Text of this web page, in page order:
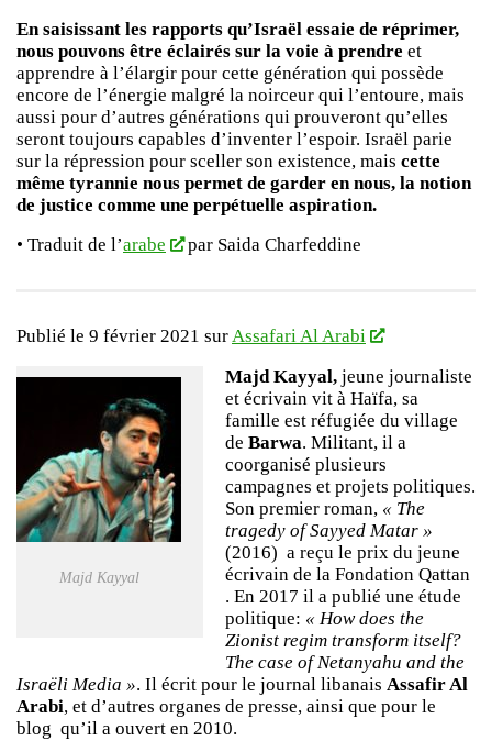
En saisissant les rapports qu’Israël essaie de réprimer,
nous pouvons être éclairés sur la voie à prendre et
apprendre à l’élargir pour cette génération qui possède
encore de l’énergie malgré la noirceur qui l’entoure, mais
aussi pour d’autres générations qui prouveront qu’elles
seront toujours capables d’inventer l’espoir. Israël parie
sur la répression pour sceller son existence, mais cette
même tyrannie nous permet de garder en nous, la notion
de justice comme une perpétuelle aspiration.
• Traduit de l’arabe par Saida Charfeddine
Publié le 9 février 2021 surAssafari Al Arabi
Majd Kayyal
Majd Kayyal, jeune journaliste
et écrivain vit à Haïfa, sa
famille est réfugiée du village
de Barwa. Militant, il a
coorganisé plusieurs
campagnes et projets politiques.
Son premier roman, « The
tragedy of Sayyed Matar »
(2016) a reçu le prix du jeune
écrivain de la Fondation Qattan
. En 2017 il a publié une étude
politique: « How does the
Zionist regim transform itself?
The case of Netanyahu and the
Israëli Media ». Il écrit pour le journal libanais Assafir Al
Arabi, et d’autres organes de presse, ainsi que pour le
blog qu’il a ouvert en 2010.